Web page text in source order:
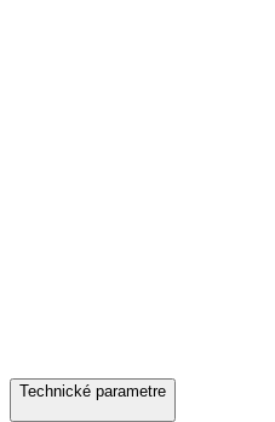
Technické parametre